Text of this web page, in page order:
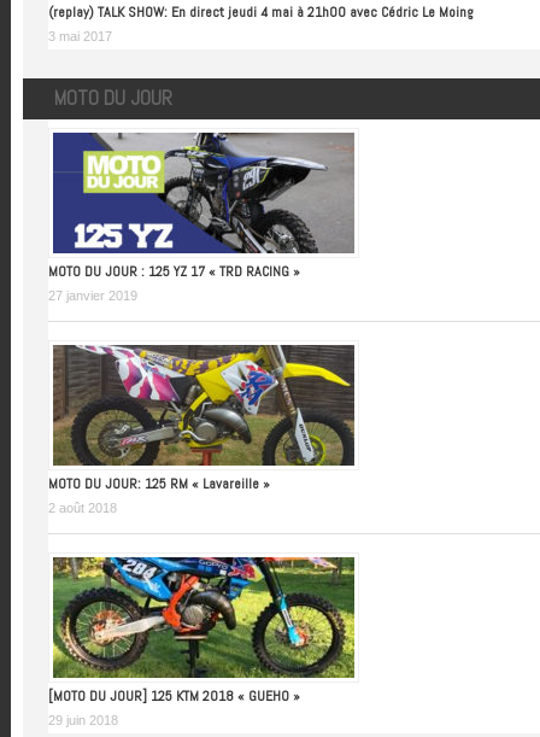
(replay) TALK SHOW: En direct jeudi 4 mai à 21h00 avec Cédric Le Moing
3 mai 2017
MOTO DU JOUR
MOTO DU JOUR : 125 YZ 17 « TRD RACING »
27 janvier 2019
MOTO DU JOUR: 125 RM « Lavareille »
2 août 2018
[MOTO DU JOUR] 125 KTM 2018 « GUEHO »
29 juin 2018